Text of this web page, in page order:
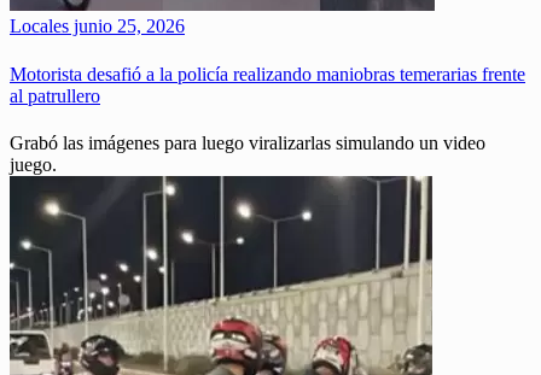
Locales junio 25, 2026
Motorista desafió a la policía realizando maniobras temerarias frente
al patrullero
Grabó las imágenes para luego viralizarlas simulando un video
juego.